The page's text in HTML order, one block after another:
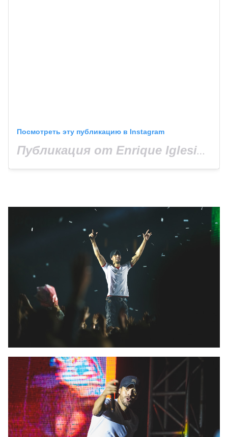
Посмотреть эту публикацию в Instagram
Публикация от Enrique Iglesias (@enriqueiglesias)